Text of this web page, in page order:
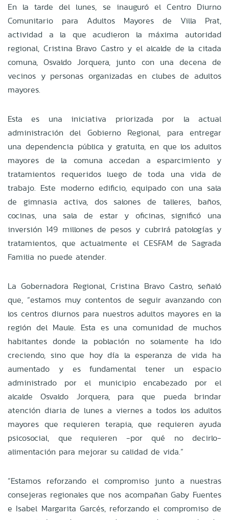
En la tarde del lunes, se inauguró el Centro Diurno
Comunitario para Adultos Mayores de Villa Prat,
actividad a la que acudieron la máxima autoridad
regional, Cristina Bravo Castro y el alcalde de la citada
comuna, Osvaldo Jorquera, junto con una decena de
vecinos y personas organizadas en clubes de adultos
mayores.
Esta es una iniciativa priorizada por la actual
administración del Gobierno Regional, para entregar
una dependencia pública y gratuita, en que los adultos
mayores de la comuna accedan a esparcimiento y
tratamientos requeridos luego de toda una vida de
trabajo. Este moderno edificio, equipado con una sala
de gimnasia activa, dos salones de talleres, baños,
cocinas, una sala de estar y oficinas, significó una
inversión 149 millones de pesos y cubrirá patologías y
tratamientos, que actualmente el CESFAM de Sagrada
Familia no puede atender.
La Gobernadora Regional, Cristina Bravo Castro, señaló
que, “estamos muy contentos de seguir avanzando con
los centros diurnos para nuestros adultos mayores en la
región del Maule. Esta es una comunidad de muchos
habitantes donde la población no solamente ha ido
creciendo, sino que hoy día la esperanza de vida ha
aumentado y es fundamental tener un espacio
administrado por el municipio encabezado por el
alcalde Osvaldo Jorquera, para que pueda brindar
atención diaria de lunes a viernes a todos los adultos
mayores que requieren terapia, que requieren ayuda
psicosocial, que requieren -por qué no decirlo-
alimentación para mejorar su calidad de vida.”
“Estamos reforzando el compromiso junto a nuestras
consejeras regionales que nos acompañan Gaby Fuentes
e Isabel Margarita Garcés, reforzando el compromiso de